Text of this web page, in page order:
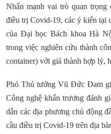
Nhấn mạnh vai trò quan
điều trị Covid-19, các ý kiến tại
của Đại học Bách khoa Hà
trong việc nghiên cứu thành
container) với giá thành hợp lý,
Phó Thủ tướng Vũ Đức Đam
Công nghệ khẩn trương đánh
dẫn các địa phương chủ động
cầu điều trị Covid-19 trên địa